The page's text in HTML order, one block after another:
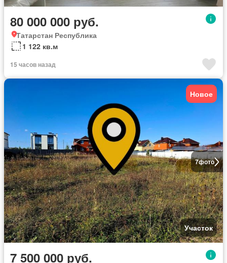
80 000 000 руб.
Татарстан Республика
1 122 кв.м
15 часов назад
7фото
Новое
Участок
7 500 000 руб.